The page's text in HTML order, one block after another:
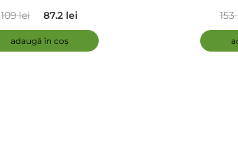
109 lei 87.2 lei
adaugă în coș